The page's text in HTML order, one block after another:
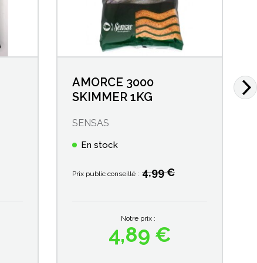
AMORCE 3000
SKIMMER 1KG
SENSAS
En stock
Prix public conseillé : 4,99 €
Prix
Notre prix :
4,89 €